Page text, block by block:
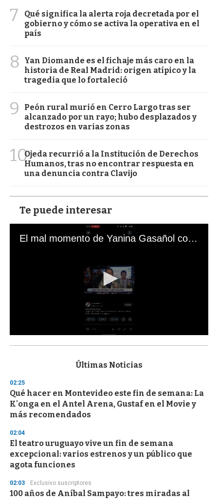
7
Qué significa la alerta roja decretada por el
gobierno y cómo se activa la operativa en el
país
8
Yan Diomande es el fichaje más caro en la
historia de Real Madrid: origen atípico y la
tragedia que lo fortaleció
9
Peón rural murió en Cerro Largo tras ser
alcanzado por un rayo; hubo desplazados y
destrozos en varias zonas
10Ojeda recurrió a la Institución de Derechos
Humanos, tras no encontrar respuesta en
una denuncia contra Clavijo
Te puede interesar
El mal momento de Yanina Gasañol con un hincha argentino en "Subrayado"
s
d
s
o
f
3
s
e
c
o
n
s
Últimas Noticias
02:25
Qué hacer en Montevideo este fin de semana: La
K'onga en el Antel Arena, Gustaf en el Movie y
más recomendados
02:04
El teatro uruguayo vive un fin de semana
excepcional: varios estrenos y un público que
agota funciones
02:03 Exclusivo suscriptores
100 años de Aníbal Sampayo: tres miradas al